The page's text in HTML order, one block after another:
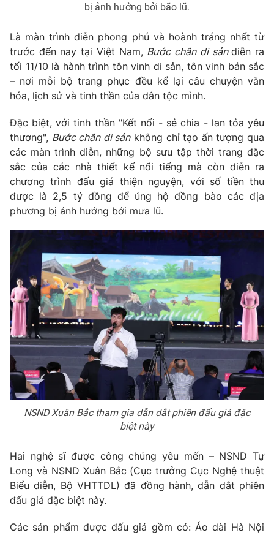
Hitech Công nghệ tương lai
Sản phẩm
Thị trường
Tư vấn
Lịch phát sóng
Emagazine Podcast
Photo Infographic
Video Shorts video
VTV Money VTV Thể thao
VTV Sức khoẻ Bất động sản
Thị trường 24h Tấm lòng Việt
VTV4 Vươn mình bằng AI
VTV9 VTV8
Liên hệ tòa soạn English
THỜI BÁO VTV
bị ảnh hưởng bởi bão lũ.
Là màn trình diễn phong phú và hoành tráng nhất từ
trước đến nay tại Việt Nam, Bước chân di sảndiễn ra
tối 11/10 là hành trình tôn vinh di sản, tôn vinh bản sắc
– nơi mỗi bộ trang phục đều kể lại câu chuyện văn
hóa, lịch sử và tinh thần của dân tộc mình.
Đặc biệt, với tinh thần "Kết nối - sẻ chia - lan tỏa yêu
thương", Bước chân di sảnkhông chỉ tạo ấn tượng qua
các màn trình diễn, những bộ sưu tập thời trang đặc
sắc của các nhà thiết kế nổi tiếng mà còn diễn ra
chương trình đấu giá thiện nguyện, với số tiền thu
được là 2,5 tỷ đồng để ủng hộ đồng bào các địa
phương bị ảnh hưởng bởi mưa lũ.
NSND Xuân Bắc tham gia dẫn dắt phiên đấu giá đặc
biệt này
Hai nghệ sĩ được công chúng yêu mến – NSND Tự
Long và NSND Xuân Bắc (Cục trưởng Cục Nghệ thuật
Biểu diễn, Bộ VHTTDL) đã đồng hành, dẫn dắt phiên
đấu giá đặc biệt này.
Các sản phẩm được đấu giá gồm có: Áo dài Hà Nội